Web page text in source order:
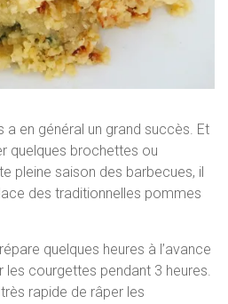
en général un grand succès. Et
quelques brochettes ou
pleine saison des barbecues, il
des traditionnelles pommes
quelques heures à l’avance
les courgettes pendant 3 heures.
rapide de râper les